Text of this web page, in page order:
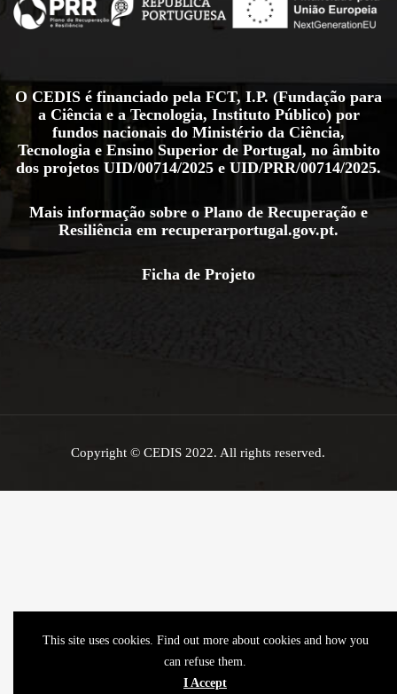
O CEDIS é financiado pela FCT, I.P. (Fundação para
a Ciência e a Tecnologia, Instituto Público) por
fundos nacionais do Ministério da Ciência,
Tecnologia e Ensino Superior de Portugal, no âmbito
dos projetos UID/00714/2025 e UID/PRR/00714/2025.
Mais informação sobre o Plano de Recuperação e
Resiliência em recuperarportugal.gov.pt.
Ficha de Projeto
Copyright © CEDIS 2022. All rights reserved.
This site uses cookies. Find out more about cookies and how you
can refuse them.
I Accept